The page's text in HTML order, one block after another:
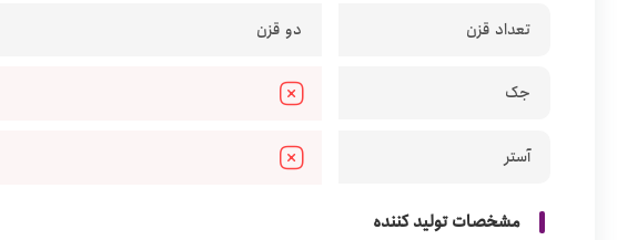
تعداد قزن دو قزن
جک
آستر
مشخصات تولید کننده